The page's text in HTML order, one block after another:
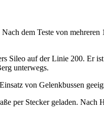
dem Teste von
Sileo auf der Linie 200. Er
unterwegs.
von Gelenkbussen
per Stecker geladen.